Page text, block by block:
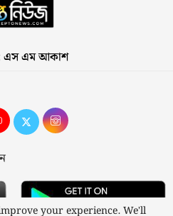
এস এম আকাশ
your experience. We'll